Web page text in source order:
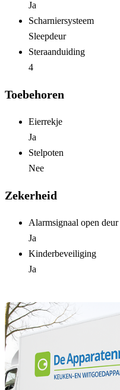
Ja
Scharniersysteem
Sleepdeur
Steraanduiding
4
Toebehoren
Eierrekje
Ja
Stelpoten
Nee
Zekerheid
Alarmsignaal open deur
Ja
Kinderbeveiliging
Ja